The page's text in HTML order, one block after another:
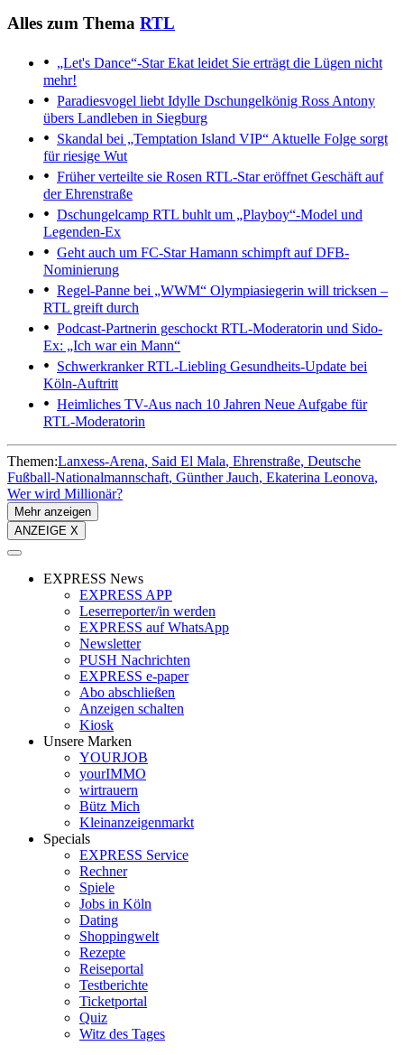
Alles zum Thema RTL
„Let's Dance“-Star Ekat leidet Sie erträgt die Lügen nicht
mehr!
Paradiesvogel liebt Idylle Dschungelkönig Ross Antony
übers Landleben in Siegburg
Skandal bei „Temptation Island VIP“ Aktuelle Folge sorgt
für riesige Wut
Früher verteilte sie Rosen RTL-Star eröffnet Geschäft auf
der Ehrenstraße
Dschungelcamp RTL buhlt um „Playboy“-Model und
Legenden-Ex
Geht auch um FC-StarHamann schimpft auf DFB-
Nominierung
Regel-Panne bei „WWM“ Olympiasiegerin will tricksen –
RTL greift durch
Podcast-Partnerin geschockt RTL-Moderatorin und Sido-
Ex: „Ich war ein Mann“
Schwerkranker RTL-Liebling Gesundheits-Update bei
Köln-Auftritt
Heimliches TV-Aus nach 10 Jahren Neue Aufgabe für
RTL-Moderatorin
Themen:Lanxess-Arena Said El Mala Ehrenstraße Deutsche
Fußball-Nationalmannschaft Günther Jauch Ekaterina Leonova
Wer wird Millionär?
Mehr anzeigen
ANZEIGE X
EXPRESS News
EXPRESS APP
Leserreporter/in werden
EXPRESS auf WhatsApp
Newsletter
PUSH Nachrichten
EXPRESS e-paper
Abo abschließen
Anzeigen schalten
Kiosk
Unsere Marken
YOURJOB
yourIMMO
wirtrauern
Bütz Mich
Kleinanzeigenmarkt
Specials
EXPRESS Service
Rechner
Spiele
Jobs in Köln
Dating
Shoppingwelt
Rezepte
Reiseportal
Testberichte
Ticketportal
Quiz
Witz des Tages